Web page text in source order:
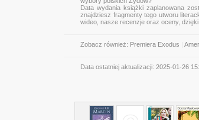
Data wydania książki zaplanowana
znajdziesz fragmenty tego utworu
wideo, nasze recenzje oraz oceny,
Zobacz również: Premiera Exodus
Data ostatniej aktualizacji: 2025-01-26